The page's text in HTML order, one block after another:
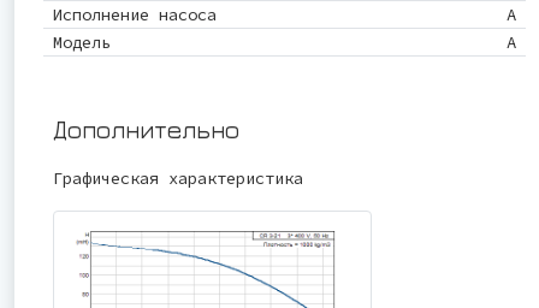
Исполнение насоса
A
Модель
A
Дополнительно
Графическая характеристика